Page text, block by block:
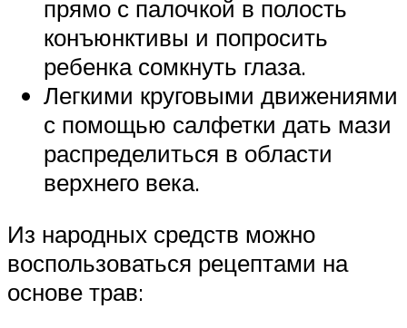
прямо с палочкой в полость
конъюнктивы и попросить
ребенка сомкнуть глаза.
Легкими круговыми движениями
с помощью салфетки дать мази
распределиться в области
верхнего века.
Из народных средств можно
воспользоваться рецептами на
основе трав: